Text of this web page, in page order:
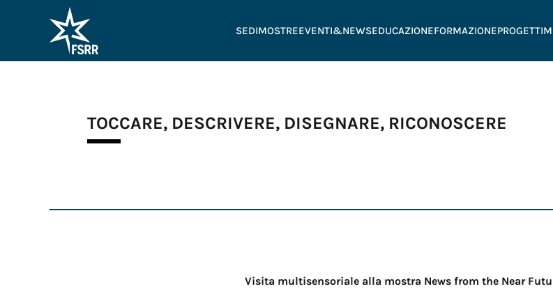
SEDIMOSTREEVENTI&NEWSEDUCAZIONEFORMAZIONEPROGETTI
TOCCARE, DESCRIVERE, DISEGNARE, RICONOSCERE
Visita multisensoriale alla mostra News from the Near